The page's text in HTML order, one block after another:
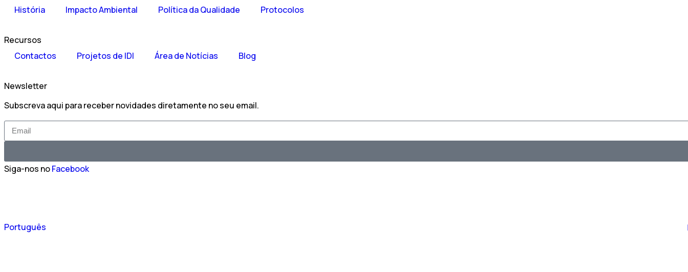
História
Impacto Ambiental Política da Qualidade Protocolos
Recursos
Contactos
Projetos de IDI Área de Notícias Blog
Newsletter
Subscreva aqui para receber novidades diretamente no seu email.
Siga-nos noFacebook
Português
Español